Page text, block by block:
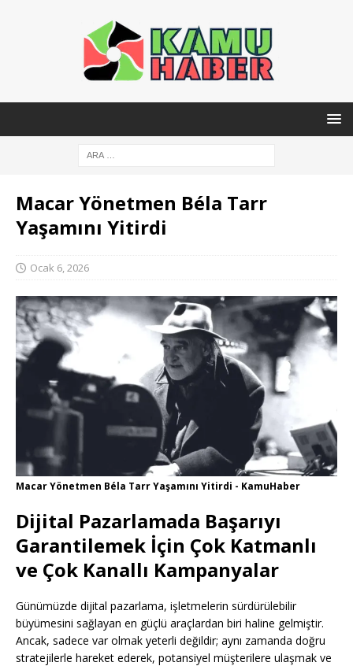
Macar Yönetmen Béla Tarr
Yaşamını Yitirdi
Ocak 6, 2026
Macar Yönetmen Béla Tarr Yaşamını Yitirdi - KamuHaber
Dijital Pazarlamada Başarıyı
Garantilemek İçin Çok Katmanlı
ve Çok Kanallı Kampanyalar
Günümüzde dijital pazarlama, işletmelerin sürdürülebilir
büyümesini sağlayan en güçlü araçlardan biri haline gelmiştir.
Ancak, sadece var olmak yeterli değildir; aynı zamanda doğru
stratejilerle hareket ederek, potansiyel müşterilere ulaşmak ve